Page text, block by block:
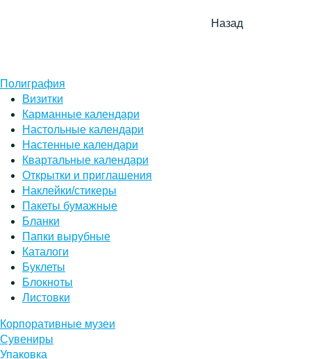
Назад
Полиграфия
Визитки
Карманные календари
Настольные календари
Настенные календари
Квартальные календари
Открытки и приглашения
Наклейки/стикеры
Пакеты бумажные
Бланки
Папки вырубные
Каталоги
Буклеты
Блокноты
Листовки
Корпоративные музеи
Сувениры
Упаковка